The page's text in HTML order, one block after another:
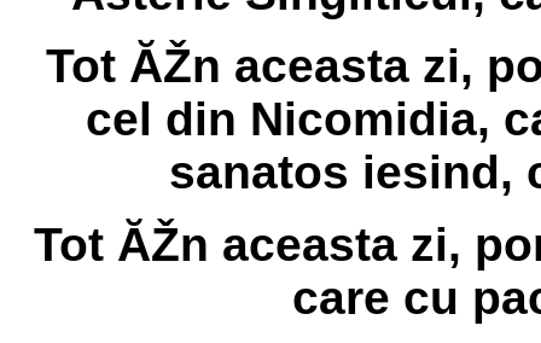
Tot ĂŽn aceasta zi,
cel din Nicomidia,
sanatos iesind,
Tot ĂŽn aceasta zi,
care cu